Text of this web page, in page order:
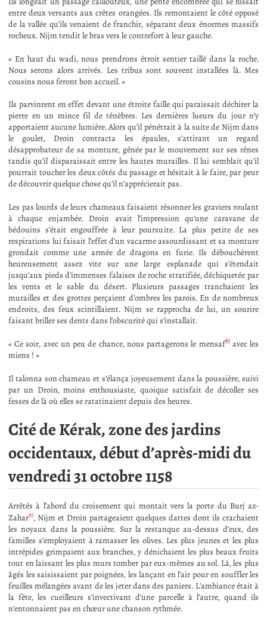
entre deux versants aux crêtes orangées. Ils remontaient le côté opposé
de la vallée qu’ils venaient de franchir, séparant deux énormes massifs
rocheux. Nijm tendit le bras vers le contrefort à leur gauche.
« En haut du wadi, nous prendrons étroit sentier taillé dans la roche.
Nous serons alors arrivés. Les tribus sont souvent installées là. Mes
cousins nous feront bon accueil. »
Ils parvinrent en effet devant une étroite faille qui paraissait déchirer la
pierre en un mince fil de ténèbres. Les dernières lueurs du jour n’y
apportaient aucune lumière. Alors qu’il pénétrait à la suite de Nijm dans
le goulet, Droin contracta les épaules, s’attirant un regard
désapprobateur de sa monture, gênée par le mouvement sur ses rênes
tandis qu’il disparaissait entre les hautes murailles. Il lui semblait qu’il
pourrait toucher les deux côtés du passage et hésitait à le faire, par peur
de découvrir quelque chose qu’il n’apprécierait pas.
Les pas lourds de leurs chameaux faisaient résonner les graviers roulant
à chaque enjambée. Droin avait l’impression qu’une caravane de
bédouins s’était engouffrée à leur poursuite. La plus petite de ses
respirations lui faisait l’effet d’un vacarme assourdissant et sa monture
grondait comme une armée de dragons en furie. Ils débouchèrent
heureusement assez vite sur une large esplanade qui s’étendait
jusqu’aux pieds d’immenses falaises de roche stratifiée, déchiquetée par
les vents et le sable du désert. Plusieurs passages tranchaient les
murailles et des grottes perçaient d’ombres les parois. En de nombreux
endroits, des feux scintillaient. Nijm se rapprocha de lui, un sourire
faisant briller ses dents dans l’obscurité qui s’installait.
« Ce soir, avec un peu de chance, nous partagerons le mensaf8)avec les
miens ! »
Il talonna son chameau et s’élança joyeusement dans la poussière, suivi
par un Droin, moins enthousiaste, quoique satisfait de décoller ses
fesses de là où elles se ratatinaient depuis des heures.
Cité de Kérak, zone des jardins
occidentaux, début d’après-midi du
vendredi 31 octobre 1158
Arrêtés à l’abord du croisement qui montait vers la porte du Burj az-
Zahar9), Nijm et Droin partageaient quelques dattes dont ils crachaient
les noyaux dans la poussière. Sur la restanque au-dessus d’eux, des
familles s’employaient à ramasser les olives. Les plus jeunes et les plus
intrépides grimpaient aux branches, y dénichaient les plus beaux fruits
tout en laissant les plus murs tomber par eux-mêmes au sol. Là, les plus
âgés les saisissaient par poignées, les lançant en l’air pour en souffler les
feuilles mélangées avant de les jeter dans des paniers. L’ambiance était à
la fête, les cueilleurs s’invectivant d’une parcelle à l’autre, quand ils
n’entonnaient pas en chœur une chanson rythmée.